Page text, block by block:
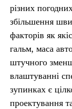
різних
збільшення
факторів як
гальм, маса
штучного
влаштуванні
зупинках є
проектування